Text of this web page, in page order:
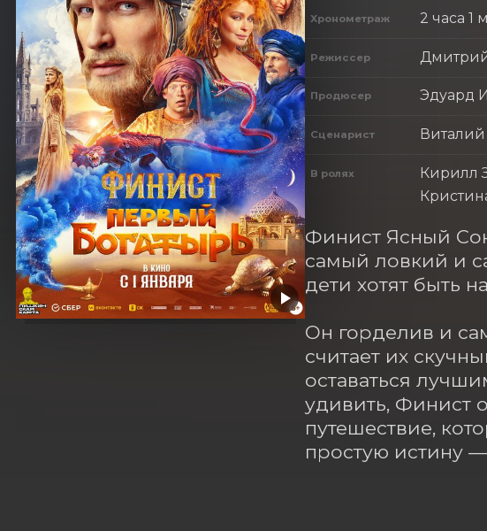
Хронометраж 2 часа 1
Режиссер
Продюсер Эдуард
Сценарист
В ролях
Кирилл
Финист Ясный
самый ловкий и
дети хотят быть
Он горделив и
считает их
оставаться
удивить, Финист
путешествие,
простую истину